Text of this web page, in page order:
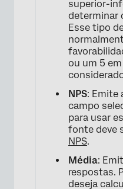
superior-
determinar
Esse tipo
ou um 5 em
NPS: Emite
campo
para usar
fonte deve
NPS.
Média:
respostas.
deseja